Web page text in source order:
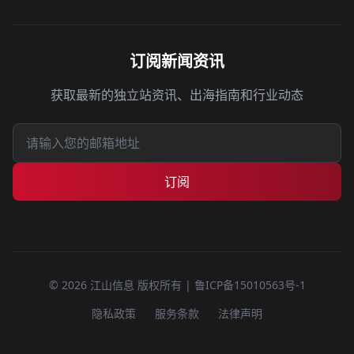
订阅新闻资讯
获取最新的独立站资讯、出海指南和行业动态
订阅
© 2026 江山信息 版权所有 | 鲁ICP备15010563号-1
隐私政策
服务条款 法律声明